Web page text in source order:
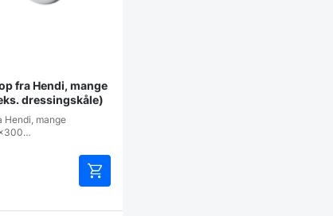
fra Hendi, mange
dressingskåle)
Hendi, mange
vare